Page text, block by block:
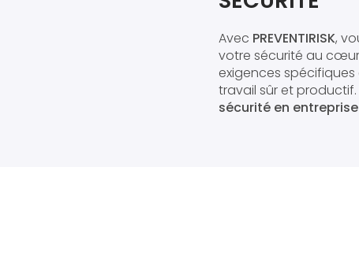
Avec PREVENTIRISK,
votre sécurité au
exigences
travail sûr et
sécurité en entreprise